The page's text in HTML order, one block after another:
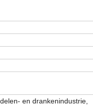
en drankenindustrie,